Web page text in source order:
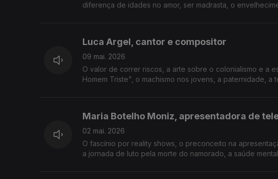
diferença de idades no amor, ser madrasta, o
Luca Argel, cantor e compositor
09 mai. 2026
O valor de correr riscos, a arte sobre o colonialismo e a
Homem Triste", o machismo nos jovens, a paternidade,
Maria Botelho Moniz, apresentadora de
02 mai. 2026
O fascínio por reality shows, o preconceito na
a jornada de luto pela morte do namorado, a saúde